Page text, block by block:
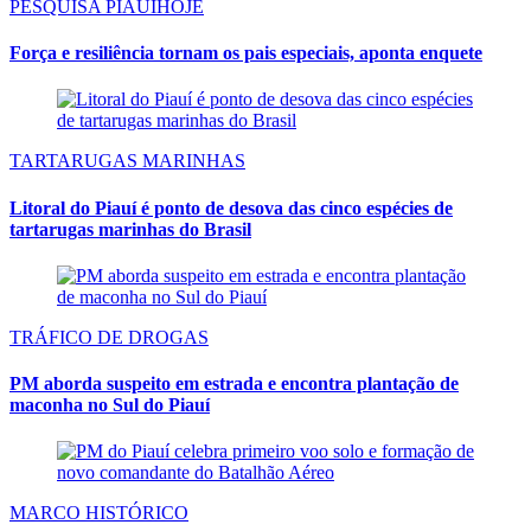
PESQUISA PIAUIHOJE
Força e resiliência tornam os pais especiais, aponta enquete
TARTARUGAS MARINHAS
Litoral do Piauí é ponto de desova das cinco espécies de
tartarugas marinhas do Brasil
TRÁFICO DE DROGAS
PM aborda suspeito em estrada e encontra plantação de
maconha no Sul do Piauí
MARCO HISTÓRICO